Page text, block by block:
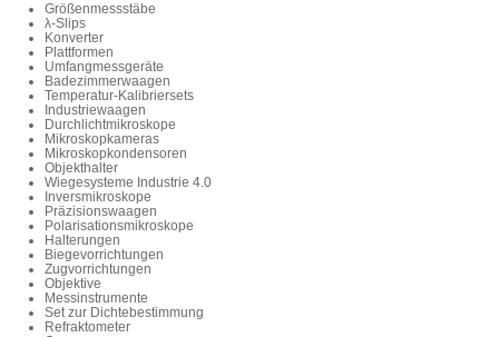
Größenmessstäbe
λ-Slips
Konverter
Plattformen
Umfangmessgeräte
Badezimmerwaagen
Temperatur-Kalibriersets
Industriewaagen
Durchlichtmikroskope
Mikroskopkameras
Mikroskopkondensoren
Objekthalter
Wiegesysteme Industrie 4.0
Inversmikroskope
Präzisionswaagen
Polarisationsmikroskope
Halterungen
Biegevorrichtungen
Zugvorrichtungen
Objektive
Messinstrumente
Set zur Dichtebestimmung
Refraktometer